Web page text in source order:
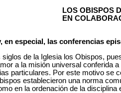
LOS OBISPOS
EN
en especial, las conferencias
de la Iglesia los Obispos,
a la misión universal conferida
particulares. Por este motivo se
establecieron una norma
en la ordenación de la disciplina